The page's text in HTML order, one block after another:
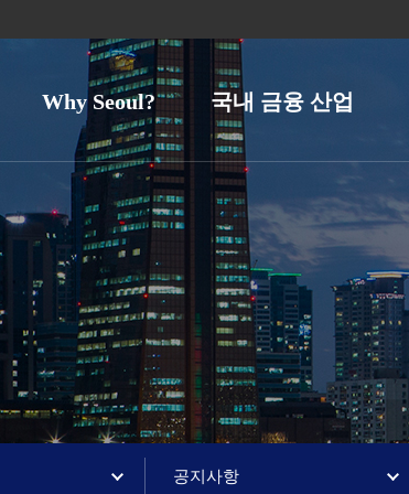
Why Seoul? 국내 금융 산업
공지사항